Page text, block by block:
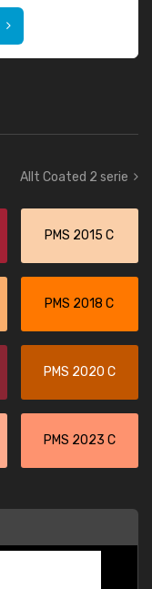
Allt Coated 2 serie
PMS 2015 C
PMS 2018 C
PMS 2020 C
PMS 2023 C